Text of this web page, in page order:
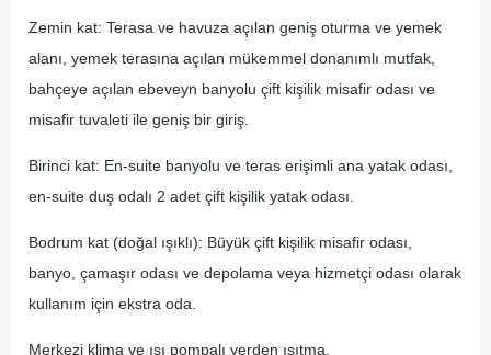
Zemin kat: Terasa ve havuza açılan geniş oturma ve yemek
alanı, yemek terasına açılan mükemmel donanımlı mutfak,
bahçeye açılan ebeveyn banyolu çift kişilik misafir odası ve
misafir tuvaleti ile geniş bir giriş.
Birinci kat: En-suite banyolu ve teras erişimli ana yatak odası,
en-suite duş odalı 2 adet çift kişilik yatak odası.
Bodrum kat (doğal ışıklı): Büyük çift kişilik misafir odası,
banyo, çamaşır odası ve depolama veya hizmetçi odası olarak
kullanım için ekstra oda.
Merkezi klima ve ısı pompalı yerden ısıtma.